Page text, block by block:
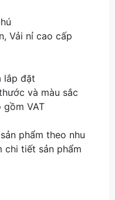
Vải nỉ cao cấp
lắp đặt
và màu sắc
gồm VAT
phẩm theo nhu
chi tiết sản phẩm